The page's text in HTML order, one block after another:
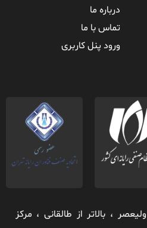
درباره ما
تماس با ما
ورود پنل کاربری
، بالاتر از طالقانی ، مركز